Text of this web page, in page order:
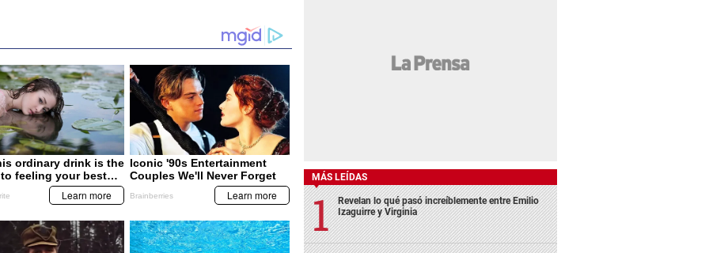
MÁS LEÍDAS
Revelan lo qué pasó increíblemente entre Emilio
Izaguirre y Virginia